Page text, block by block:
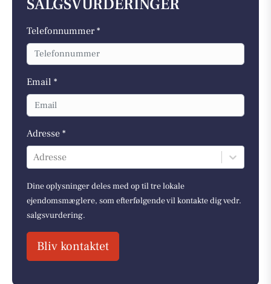
SALGSVURDERINGER
Telefonnummer *
Email *
Adresse *
Adresse
Dine oplysninger deles med op til tre lokale
ejendomsmæglere, som efterfølgende vil kontakte dig vedr.
salgsvurdering.
Bliv kontaktet